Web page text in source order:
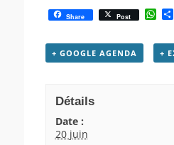
Share Post W
t
s
+ GOOGLE AGENDA +
Détails
Date :
20 juin